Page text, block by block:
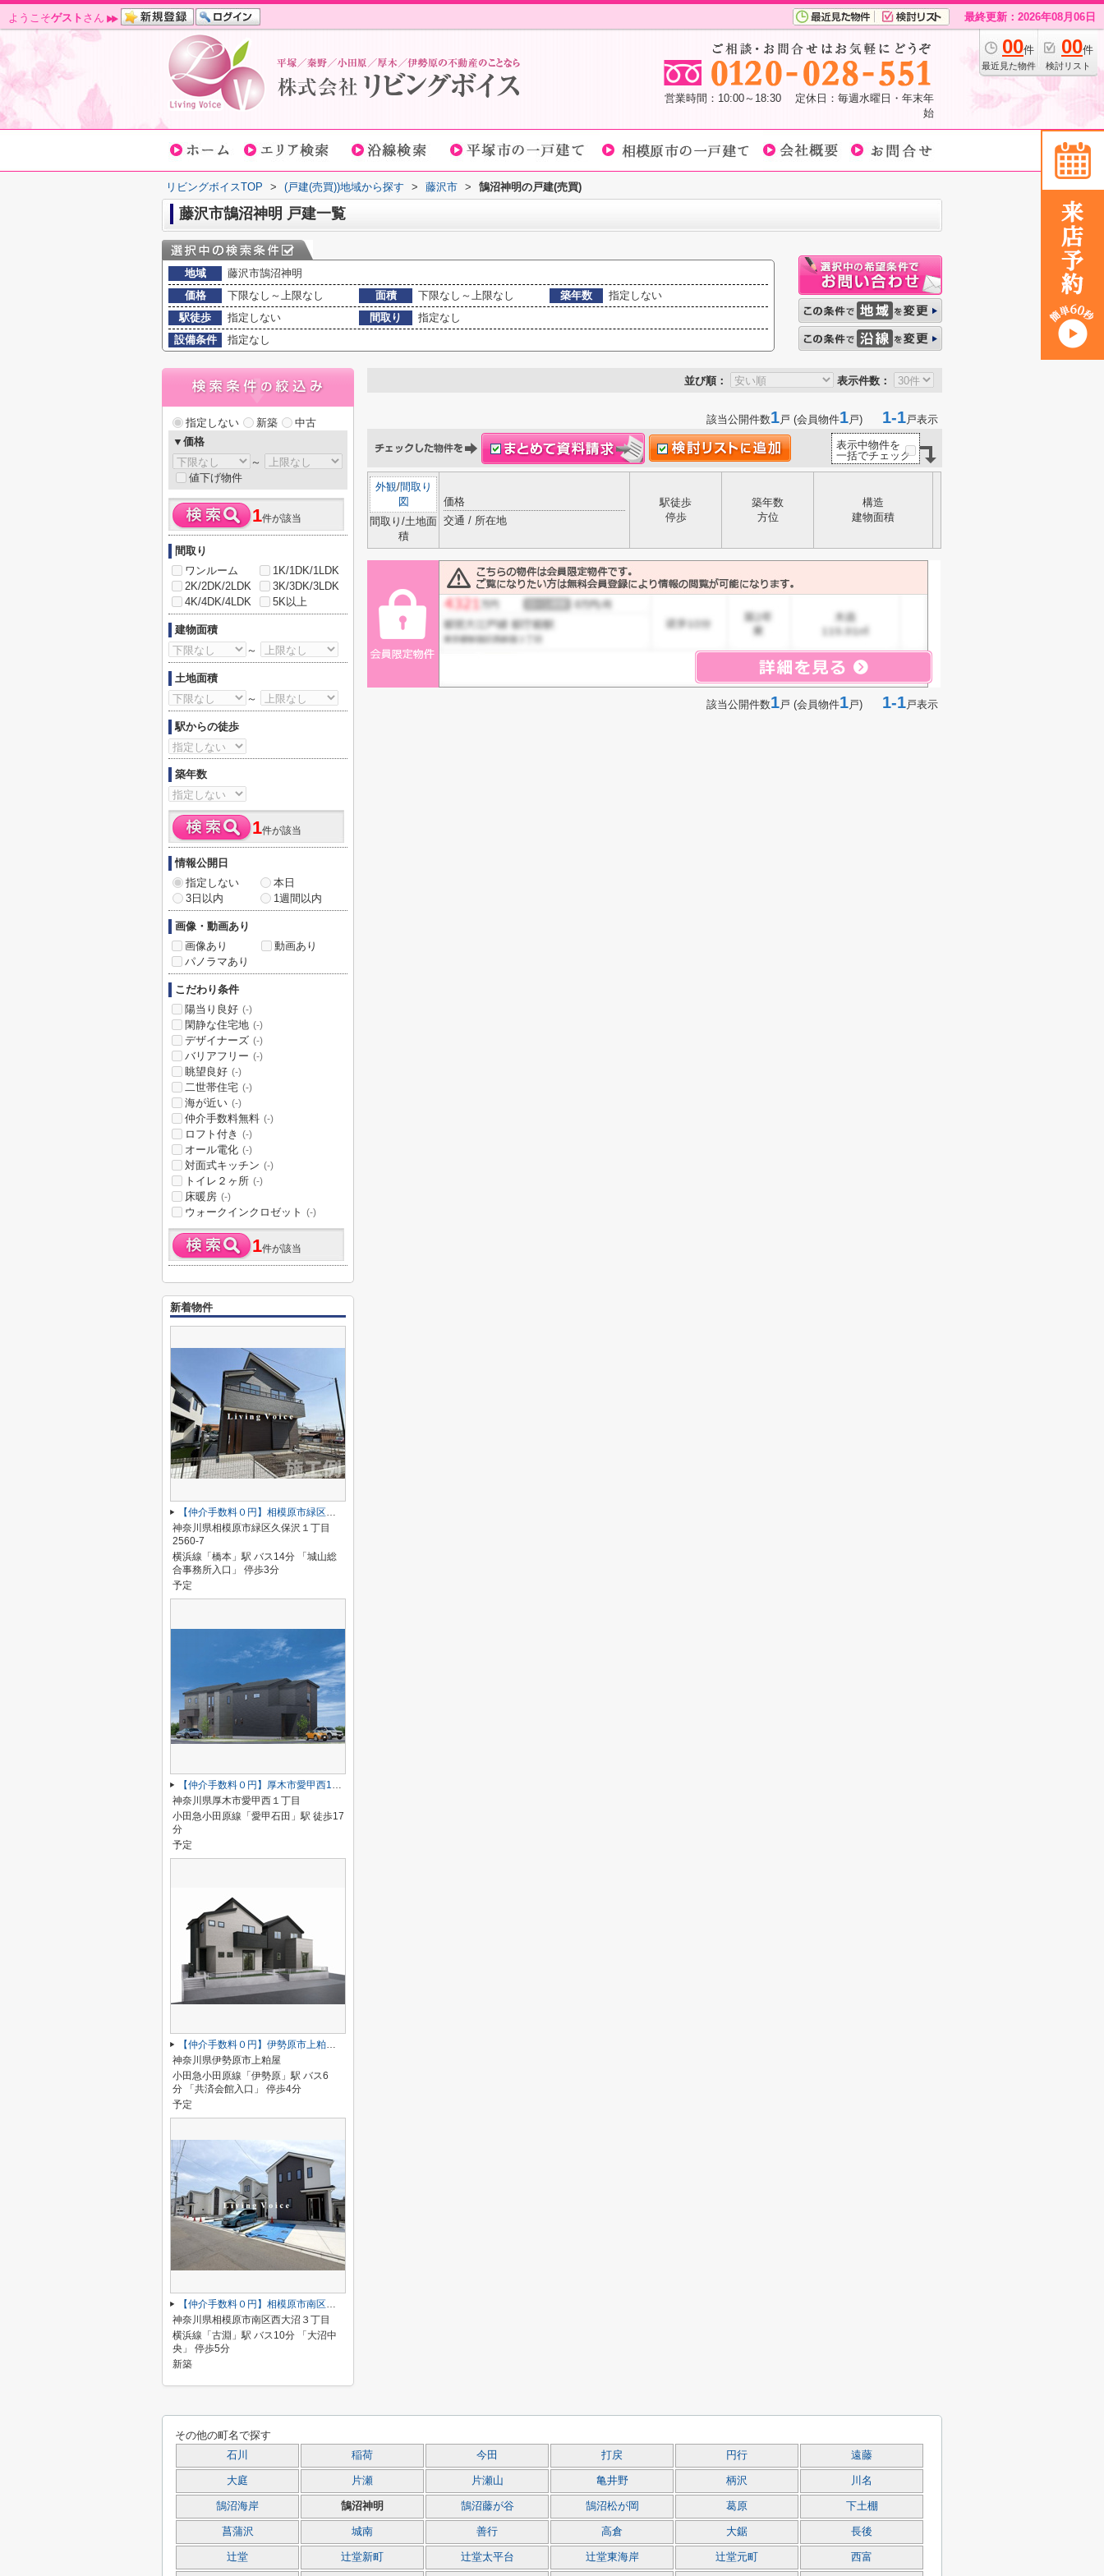
ようこそゲスト さん 最終更新：2026年08月06日
00件
最近見た物件
00件
検討リスト
営業時間：10:00～18:30 定休日：毎週水曜日・年末年
始
リビングボイスTOP > (戸建(売買))地域から探す > 藤沢市 > 鵠沼神明の戸建(売買)
藤沢市鵠沼神明 戸建一覧
地域
藤沢市鵠沼神明
価格
下限なし～上限なし 面積 下限なし～上限なし 築年数
指定しない
駅徒歩
指定しない 間取り
指定なし
設備条件
指定なし
並び順： 表示件数：
該当公開件数1戸 (会員物件1戸) 1-1戸表示
表示中物件を
一括でチェック
外観/間取り
図
間取り/土地面
積
価格
交通 / 所在地
駅徒歩
停歩
築年数
方位
構造
建物面積
該当公開件数1戸 (会員物件1戸) 1-1戸表示
指定しない 新築
中古
▼価格
～
値下げ物件
1件が該当
間取り
ワンルーム
1K/1DK/1LDK
2K/2DK/2LDK
3K/3DK/3LDK
4K/4DK/4LDK
5K以上
建物面積
～
土地面積
～
駅からの徒歩
築年数
1件が該当
情報公開日
指定しない
本日
3日以内
1週間以内
画像・動画あり
画像あり
動画あり
パノラマあり
こだわり条件
陽当り良好 (-)
閑静な住宅地 (-)
デザイナーズ (-)
バリアフリー (-)
眺望良好 (-)
二世帯住宅 (-)
海が近い (-)
仲介手数料無料 (-)
ロフト付き (-)
オール電化 (-)
対面式キッチン (-)
トイレ２ヶ所 (-)
床暖房 (-)
ウォークインクロゼット (-)
1件が該当
新着物件
【仲介手数料０円】相模原市緑区久保沢1丁目 新築一戸建て 4号棟
神奈川県相模原市緑区久保沢１丁目
2560-7
横浜線「橋本」駅 バス14分 「城山総
合事務所入口」 停歩3分
予定
【仲介手数料０円】厚木市愛甲西1丁目 新築一戸建て 1号棟
神奈川県厚木市愛甲西１丁目
小田急小田原線「愛甲石田」駅 徒歩17
分
予定
【仲介手数料０円】伊勢原市上粕屋第2期 新築一戸建て 1号棟 全2棟
神奈川県伊勢原市上粕屋
小田急小田原線「伊勢原」駅 バス6
分 「共済会館入口」 停歩4分
予定
【仲介手数料０円】相模原市南区西大沼3丁目 新築一戸建て 全14棟
神奈川県相模原市南区西大沼３丁目
横浜線「古淵」駅 バス10分 「大沼中
央」 停歩5分
新築
その他の町名で探す
石川 稲荷 今田 打戻 円行 遠藤
大庭 片瀬 片瀬山 亀井野 柄沢 川名
鵠沼海岸 鵠沼神明 鵠沼藤が谷 鵠沼松が岡 葛原 下土棚
菖蒲沢 城南 善行 高倉 大鋸 長後
辻堂 辻堂新町 辻堂太平台 辻堂東海岸 辻堂元町 西富